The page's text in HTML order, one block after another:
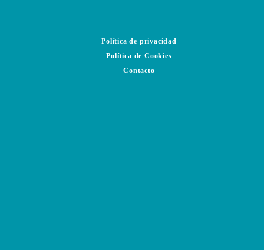
Política de privacidad
Política de Cookies
Contacto